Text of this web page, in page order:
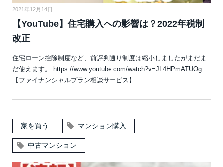
2021年12月14日
【YouTube】住宅購入への影響は？2022年税制
改正
住宅ローン控除制度など、前評判通り制度は縮小しましたがまだま
だ使えます。 https://www.youtube.com/watch?v=JL4HPmATUOg
【ファイナンシャルプラン相談サービス】…
家を買う マンション購入
中古マンション